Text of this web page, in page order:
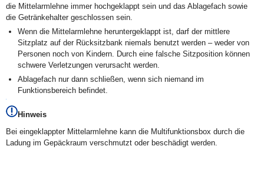
die Mittelarmlehne immer hochgeklappt sein und das Ablagefach sowie
die Getränkehalter geschlossen sein.
Wenn die Mittelarmlehne heruntergeklappt ist, darf der mittlere
Sitzplatz auf der Rücksitzbank niemals benutzt werden – weder von
Personen noch von Kindern. Durch eine falsche Sitzposition können
schwere Verletzungen verursacht werden.
Ablagefach nur dann schließen, wenn sich niemand im
Funktionsbereich befindet.
Hinweis
Bei eingeklappter Mittelarmlehne kann die Multifunktionsbox durch die
Ladung im Gepäckraum verschmutzt oder beschädigt werden.